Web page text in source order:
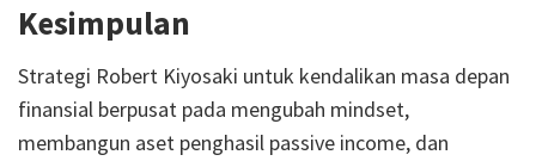
Kesimpulan
Strategi Robert Kiyosaki untuk kendalikan masa depan
finansial berpusat pada mengubah mindset,
membangun aset penghasil passive income, dan